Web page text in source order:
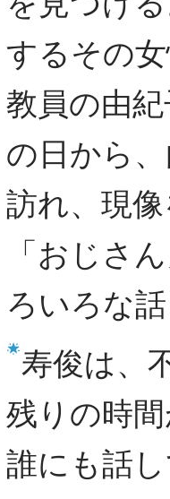
するその
教員の由
の日から
訪れ、現
「おじさ
ろいろな
寿俊は、
残りの時
誰にも話